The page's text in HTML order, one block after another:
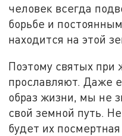
человек всегда
борьбе и
находится на этой
Поэтому святых при
прославляют. Даже
образ жизни, мы не
свой земной путь.
будет их